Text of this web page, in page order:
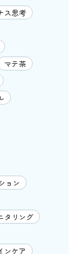
ス思考
マテ茶
ョン
タリング
ンケア